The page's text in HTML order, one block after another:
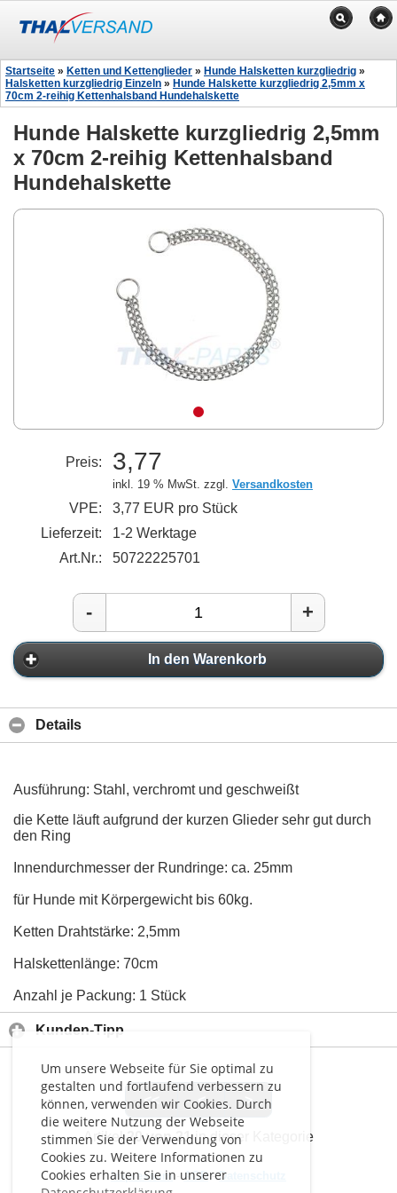
Um unsere Webseite für Sie optimal zu
gestalten und fortlaufend verbessern zu
können, verwenden wir Cookies. Durch
die weitere Nutzung der Webseite
stimmen Sie der Verwendung von
Cookies zu. Weitere Informationen zu
Cookies erhalten Sie in unserer
Startseite » Ketten und Kettenglieder » Hunde Halsketten kurzgliedrig »
Halsketten kurzgliedrig Einzeln » Hunde Halskette kurzgliedrig 2,5mm x
70cm 2-reihig Kettenhalsband Hundehalskette
Hunde Halskette kurzgliedrig 2,5mm
x 70cm 2-reihig Kettenhalsband
Hundehalskette
Preis: 3,77
inkl. 19 % MwSt. zzgl. Versandkosten
VPE:
3,77 EUR pro Stück
Lieferzeit:
1-2 Werktage
Art.Nr.:
50722225701
- +
In den Warenkorb
Details
Ausführung: Stahl, verchromt und geschweißt
die Kette läuft aufgrund der kurzen Glieder sehr gut durch
den Ring
Innendurchmesser der Rundringe: ca. 25mm
für Hunde mit Körpergewicht bis 60kg.
Ketten Drahtstärke: 2,5mm
Halskettenlänge: 70cm
Anzahl je Packung: 1 Stück
Kunden-Tipp
<< < >
Artikel20 von 21in dieser Kategorie
Impressum-AGB-Datenschutz